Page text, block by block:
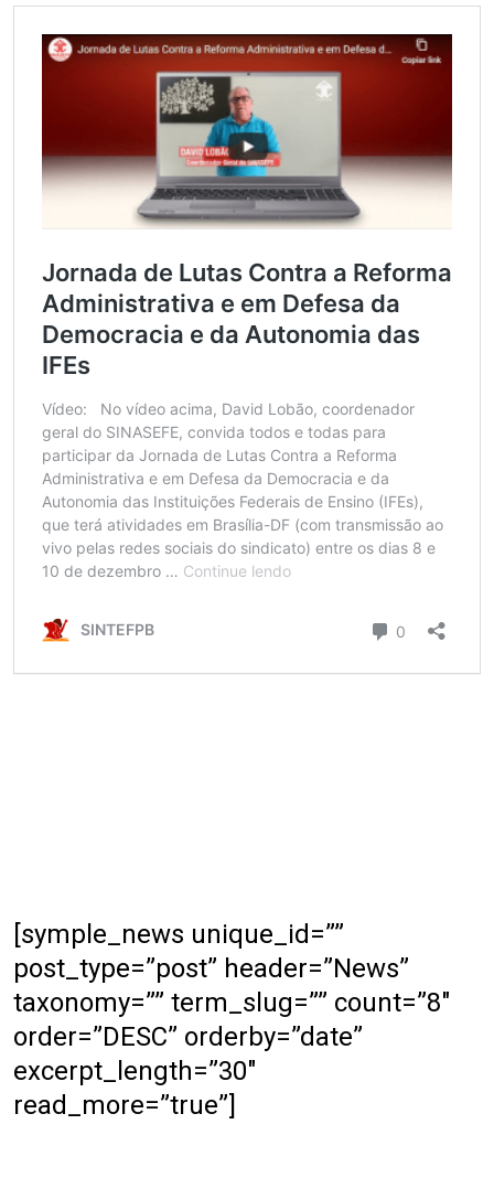
[symple_news unique_id=””
post_type=”post” header=”News”
taxonomy=”” term_slug=”” count=”8″
order=”DESC” orderby=”date”
excerpt_length=”30″
read_more=”true”]